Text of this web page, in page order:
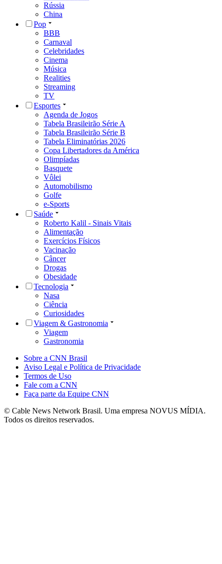
Rússia
China
Pop
BBB
Carnaval
Celebridades
Cinema
Música
Realities
Streaming
TV
Esportes
Agenda de Jogos
Tabela Brasileirão Série A
Tabela Brasileirão Série B
Tabela Eliminatórias 2026
Copa Libertadores da América
Olimpíadas
Basquete
Vôlei
Automobilismo
Golfe
e-Sports
Saúde
Roberto Kalil - Sinais Vitais
Alimentação
Exercícios Físicos
Vacinação
Câncer
Drogas
Obesidade
Tecnologia
Nasa
Ciência
Curiosidades
Viagem & Gastronomia
Viagem
Gastronomia
Sobre a CNN Brasil
Aviso Legal e Política de Privacidade
Termos de Uso
Fale com a CNN
Faça parte da Equipe CNN
© Cable News Network Brasil. Uma empresa NOVUS MÍDIA.
Todos os direitos reservados.